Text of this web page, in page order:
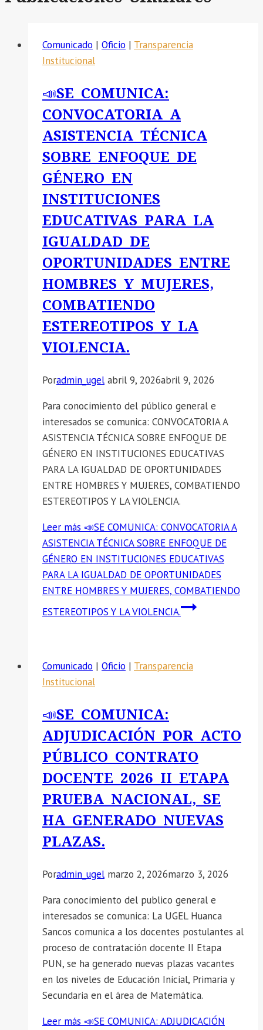
Comunicado | Oficio | Transparencia
Institucional
📣SE COMUNICA:
CONVOCATORIA A
ASISTENCIA TÉCNICA
SOBRE ENFOQUE DE
GÉNERO EN
INSTITUCIONES
EDUCATIVAS PARA LA
IGUALDAD DE
OPORTUNIDADES ENTRE
HOMBRES Y MUJERES,
COMBATIENDO
ESTEREOTIPOS Y LA
VIOLENCIA.
Poradmin_ugel abril 9, 2026abril 9, 2026
Para conocimiento del público general e
interesados se comunica: CONVOCATORIA A
ASISTENCIA TÉCNICA SOBRE ENFOQUE DE
GÉNERO EN INSTITUCIONES EDUCATIVAS
PARA LA IGUALDAD DE OPORTUNIDADES
ENTRE HOMBRES Y MUJERES, COMBATIENDO
ESTEREOTIPOS Y LA VIOLENCIA.
Leer más 📣SE COMUNICA: CONVOCATORIA A
ASISTENCIA TÉCNICA SOBRE ENFOQUE DE
GÉNERO EN INSTITUCIONES EDUCATIVAS
PARA LA IGUALDAD DE OPORTUNIDADES
ENTRE HOMBRES Y MUJERES, COMBATIENDO
ESTEREOTIPOS Y LA VIOLENCIA.
Comunicado | Oficio | Transparencia
Institucional
📣SE COMUNICA:
ADJUDICACIÓN POR ACTO
PÚBLICO CONTRATO
DOCENTE 2026 II ETAPA
PRUEBA NACIONAL, SE
HA GENERADO NUEVAS
PLAZAS.
Poradmin_ugel marzo 2, 2026marzo 3, 2026
Para conocimiento del publico general e
interesados se comunica: La UGEL Huanca
Sancos comunica a los docentes postulantes al
proceso de contratación docente II Etapa
PUN, se ha generado nuevas plazas vacantes
en los niveles de Educación Inicial, Primaria y
Secundaria en el área de Matemática.
Leer más 📣SE COMUNICA: ADJUDICACIÓN